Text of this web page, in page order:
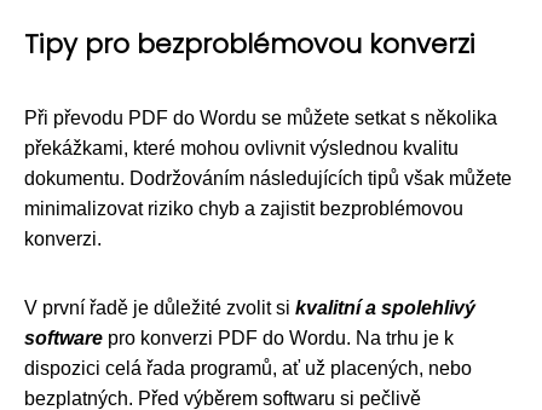
Tipy pro bezproblémovou konverzi
Při převodu PDF do Wordu se můžete setkat s několika
překážkami, které mohou ovlivnit výslednou kvalitu
dokumentu. Dodržováním následujících tipů však můžete
minimalizovat riziko chyb a zajistit bezproblémovou
konverzi.
V první řadě je důležité zvolit si kvalitní a spolehlivý
software pro konverzi PDF do Wordu. Na trhu je k
dispozici celá řada programů, ať už placených, nebo
bezplatných. Před výběrem softwaru si pečlivě